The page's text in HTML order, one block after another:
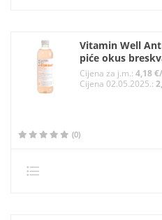
Vitamin Well
piće okus
Cijena za j.m.: 4,18
Cijena 02.05.2025.:
(0)